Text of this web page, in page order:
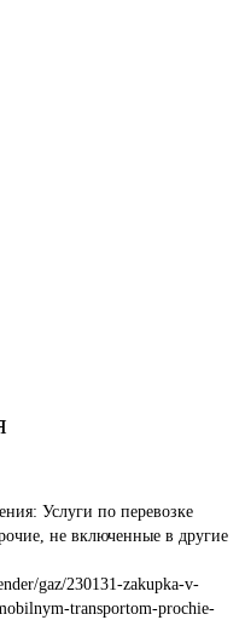
Услуги по перевозке
не включенные в другие
gaz/230131-zakupka-v-
transportom-prochie-